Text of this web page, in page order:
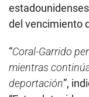
del vencimiento
“Coral-Garrido
mientras
deportación”,